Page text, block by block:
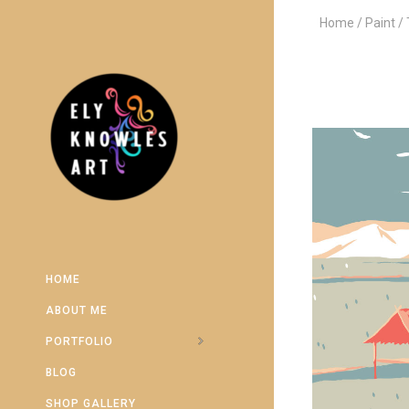
HOME
ABOUT ME
PORTFOLIO
BLOG
SHOP GALLERY
Home Paint